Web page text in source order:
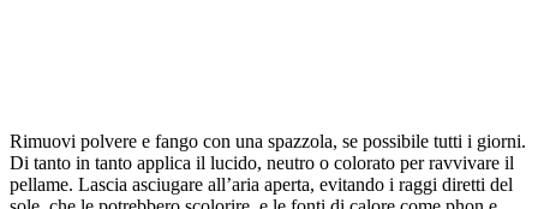
Rimuovi polvere e fango con una spazzola, se possibile tutti i giorni.
Di tanto in tanto applica il lucido, neutro o colorato per ravvivare il
pellame. Lascia asciugare all’aria aperta, evitando i raggi diretti del